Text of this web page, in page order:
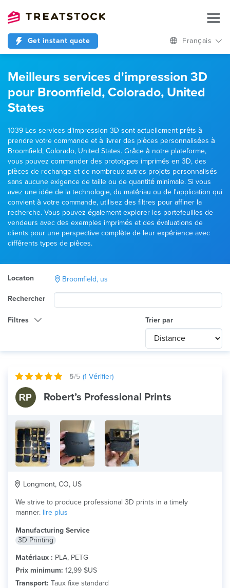
Get instant quote Français
Meilleurs services d'impression 3D
pour Broomfield, Colorado, United
States
1039 Les services d'impression 3D sont actuellement prêts à
prendre votre commande et à livrer des pièces personnalisées à
Broomfield, Colorado, United States. Grâce à notre plateforme,
vous pouvez commander des prototypes imprimés en 3D, des
pièces de rechange et de nombreux autres projets personnalisés
sans aucune exigence de taille ou de quantité minimale. Si vous
avez une idée de la technologie, du matériau ou de l'application qui
convient à votre commande, utilisez des filtres pour affiner la
recherche. Vous pouvez également explorer les portefeuilles de
vendeurs avec des exemples imprimés et des évaluations de
clients pour une perspective complète de leur expérience avec
différents types de pièces.
Locaton Broomfield, us
Rechercher
Filtres Trier par
International
Technologie Tout
Matériau
5/5 (1 Vérifier)
Robert’s Professional Prints
Longmont, CO, US
We strive to produce professional 3D prints in a timely
manner. lire plus
Manufacturing Service
3D Printing
Matériaux : PLA, PETG
Prix minimum: 12,99 $US
Transport: Taux fixe standard